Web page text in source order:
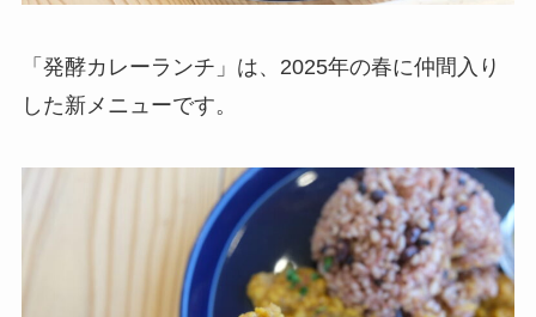
「発酵カレーランチ」は、2025年の春に仲間入り
した新メニューです。